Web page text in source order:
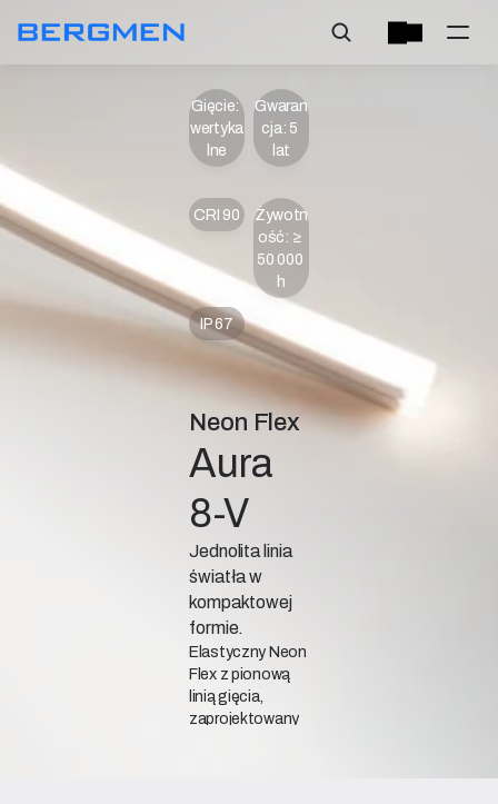
Żywotn
ość: ≥
50 000
h
Gwaran
cja: 5
lat
Gięcie:
wertyka
lne
IP 67
CRI 90
Neon Flex
Aura
8-V
Jednolita linia
światła w
kompaktowej
formie.
Elastyczny Neon
Flex z pionową
linią gięcia,
zaprojektowany